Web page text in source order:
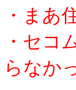
・まあ
・セコ
らなか